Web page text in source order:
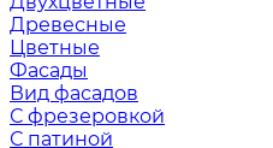
Древесные
Цветные
Фасады
Вид фасадов
С фрезеровкой
С патиной